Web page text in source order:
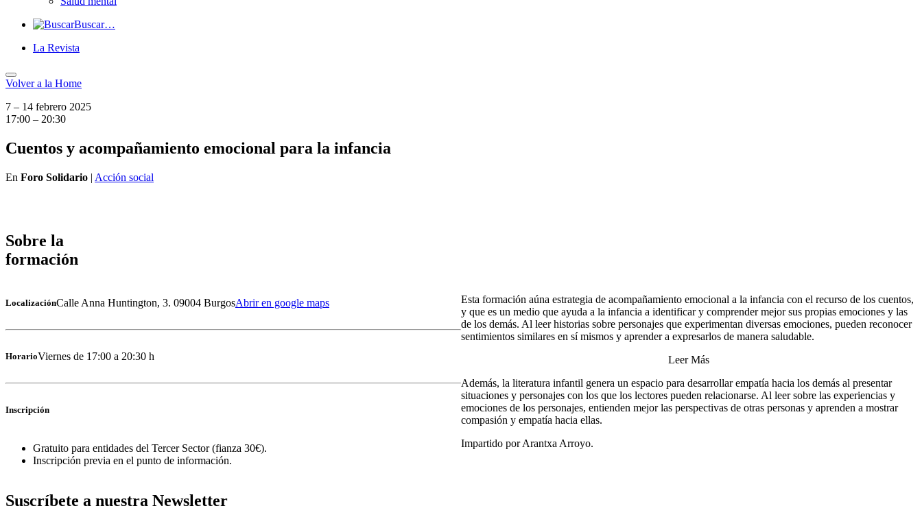
Buscar…
La Revista
Volver a la Home
7 – 14 febrero 2025
17:00 – 20:30
Cuentos y acompañamiento emocional para la infancia
En Foro Solidario | Acción social
Sobre la
formación
LocalizaciónCalle Anna Huntington, 3. 09004 BurgosAbrir en google maps
HorarioViernes de 17:00 a 20:30 h
Inscripción
Gratuito para entidades del Tercer Sector (fianza 30€).
Inscripción previa en el punto de información.
Esta formación aúna estrategia de acompañamiento emocional a la infancia con el recurso de los cuentos,
y que es un medio que ayuda a la infancia a identificar y comprender mejor sus propias emociones y las
de los demás. Al leer historias sobre personajes que experimentan diversas emociones, pueden reconocer
sentimientos similares en sí mismos y aprender a expresarlos de manera saludable.
Leer Más
Además, la literatura infantil genera un espacio para desarrollar empatía hacia los demás al presentar
situaciones y personajes con los que los lectores pueden relacionarse. Al leer sobre las experiencias y
emociones de los personajes, entienden mejor las perspectivas de otras personas y aprenden a mostrar
compasión y empatía hacia ellas.
Impartido por Arantxa Arroyo.
Suscríbete a nuestra Newsletter